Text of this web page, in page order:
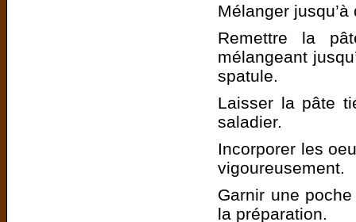
Mélanger
Remettre la
mélangeant
spatule.
Laisser la pâte
saladier.
Incorporer les
vigoureusement.
Garnir une
la préparation.